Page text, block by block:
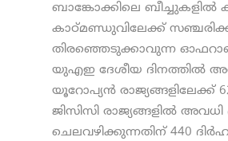
ബാങ്കോക്കിലെ ബീച്ചുകളില്‍
കാഠ്മണ്ഡുവിലേക്ക്
തിരഞ്ഞെടുക്കാവുന്ന
യുഎഇ ദേശീയ ദിനത്തില്‍
യൂറോപ്യന്‍ രാജ്യങ്ങളിലേക്ക്
ജിസിസി രാജ്യങ്ങളില്‍ അവധി
ചെലവഴിക്കുന്നതിന് 440